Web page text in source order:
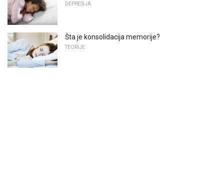
DEPRESIJA
Šta je konsolidacija memorije?
TEORIJE